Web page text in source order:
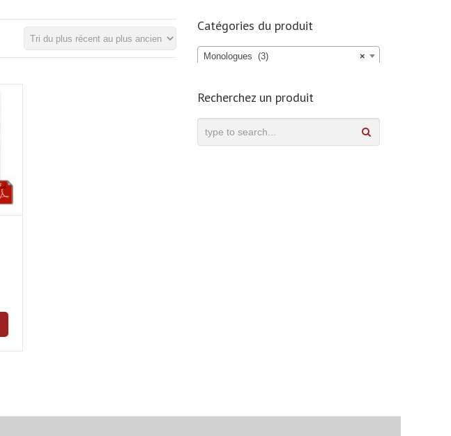
Catégories du produit
×
Monologues (3)
Recherchez un produit